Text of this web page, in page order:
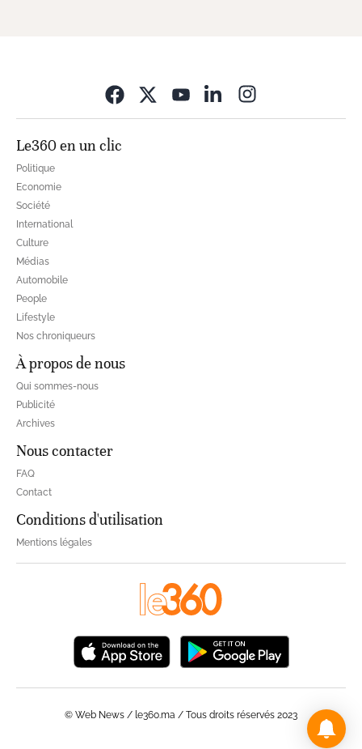
Le360 en un clic
Politique
Economie
Société
International
Culture
Médias
Automobile
People
Lifestyle
Nos chroniqueurs
À propos de nous
Qui sommes-nous
Publicité
Archives
Nous contacter
FAQ
Contact
Conditions d'utilisation
Mentions légales
© Web News / le360.ma / Tous droits réservés 2023